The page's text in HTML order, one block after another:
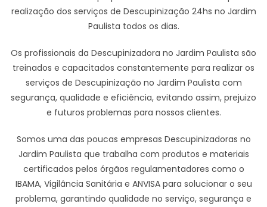
realização dos serviços de Descupinização 24hs no Jardim
Paulista todos os dias.
Os profissionais da Descupinizadora no Jardim Paulista são
treinados e capacitados constantemente para realizar os
serviços de Descupinização no Jardim Paulista com
segurança, qualidade e eficiência, evitando assim, prejuizo
e futuros problemas para nossos clientes.
Somos uma das poucas empresas Descupinizadoras no
Jardim Paulista que trabalha com produtos e materiais
certificados pelos órgãos regulamentadores como o
IBAMA, Vigilância Sanitária e ANVISA para solucionar o seu
problema, garantindo qualidade no serviço, segurança e